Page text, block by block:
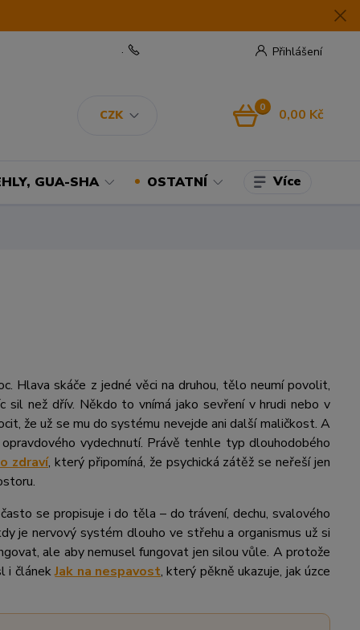
CZK
Přihlášení
.
0 0,00 Kč
GUA-SHA OSTATNÍ Více
Hlava skáče z jedné věci na druhou, tělo neumí povolit,
než dřív. Někdo to vnímá jako sevření v hrudi nebo v
že už se mu do systému nevejde ani další maličkost. A
vydechnutí. Právě tenhle typ dlouhodobého
zdraví, který připomíná, že psychická zátěž se neřeší jen
se propisuje i do těla – do trávení, dechu, svalového
je nervový systém dlouho ve střehu a organismus už si
ale aby nemusel fungovat jen silou vůle. A protože
i článekJak na nespavost, který pěkně ukazuje, jak úzce